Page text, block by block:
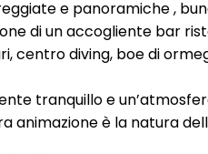
e panoramiche ,
di un accogliente bar
centro diving, boe di
tranquillo e
animazione è la natura